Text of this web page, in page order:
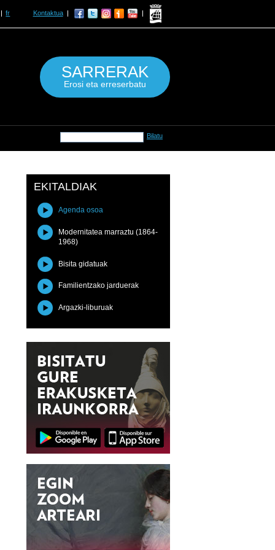
EKITALDIAK
Agenda osoa
Modernitatea marraztu (1864-
1968)
Bisita gidatuak
Familientzako jarduerak
Argazki-liburuak
fr Kontaktua
SARRERAK
Erosi eta erreserbatu